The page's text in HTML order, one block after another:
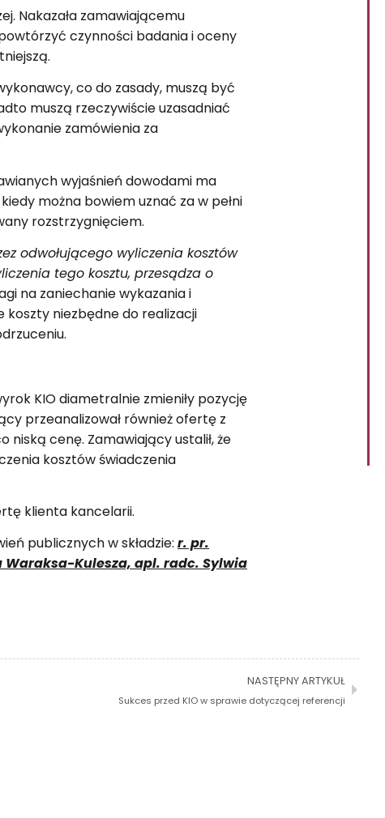
Nakazała zamawiającemu
czynności badania i oceny
co do zasady, muszą być
muszą rzeczywiście uzasadniać
zamówienia za
wyjaśnień dowodami ma
można bowiem uznać za w pełni
rozstrzygnięciem.
odwołującego wyliczenia kosztów
tego kosztu, przesądza o
na zaniechanie wykazania i
koszty niezbędne do realizacji
KIO diametralnie zmieniły pozycję
przeanalizował również ofertę z
niską cenę. Zamawiający ustalił, że
kosztów świadczenia
klienta kancelarii.
publicznych w składzie: r. pr.
Waraksa-Kulesza, apl. radc. Sylwia
NASTĘPNY ARTYKUŁ
Sukces przed KIO w sprawie dotyczącej referencji